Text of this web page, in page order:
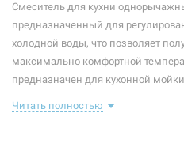
Тип смесителя (крана):
Материал корпуса смесителя (крана):
Тип излива:
Смеситель для кухни
предназначенный для
холодной воды, что позволяет
максимально комфортной
предназначен для кухонной
позволяющего контролировать
Читать полностью